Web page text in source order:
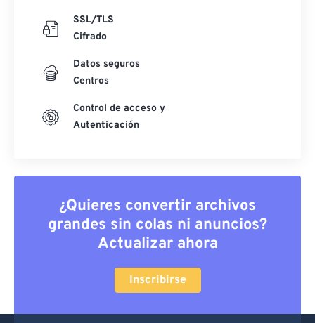
SSL/TLS
Cifrado
Datos seguros
Centros
Control de acceso y
Autenticación
¿Quieres convertir archivos
grandes sin colas ni anuncios?
Actualizar ahora
Inscribirse